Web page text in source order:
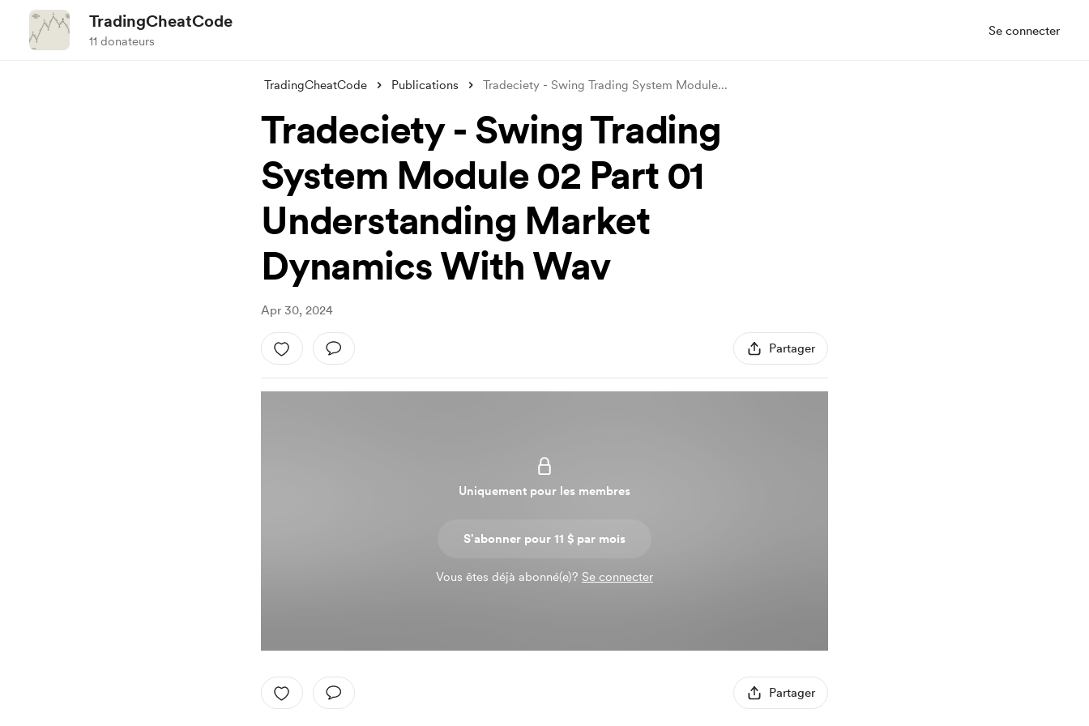
TradingCheatCode
11 donateurs
Se connecter
TradingCheatCode Publications Tradeciety - Swing Trading System Module...
Tradeciety - Swing Trading
System Module 02 Part 01
Understanding Market
Dynamics With Wav
Apr 30, 2024
Partager
Uniquement pour les membres
S'abonner pour 11 $ par mois
Vous êtes déjà abonné(e)? Se connecter
Partager